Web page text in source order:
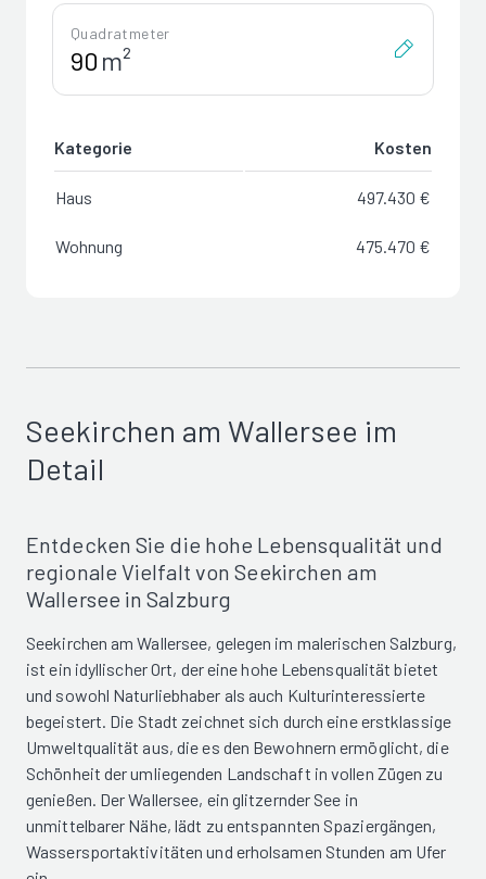
Quadratmeter
m²
Kategorie Kosten
Haus 497.430 €
Wohnung 475.470 €
Seekirchen am Wallersee im
Detail
Entdecken Sie die hohe Lebensqualität und
regionale Vielfalt von Seekirchen am
Wallersee in Salzburg
Seekirchen am Wallersee, gelegen im malerischen Salzburg,
ist ein idyllischer Ort, der eine hohe Lebensqualität bietet
und sowohl Naturliebhaber als auch Kulturinteressierte
begeistert. Die Stadt zeichnet sich durch eine erstklassige
Umweltqualität aus, die es den Bewohnern ermöglicht, die
Schönheit der umliegenden Landschaft in vollen Zügen zu
genießen. Der Wallersee, ein glitzernder See in
unmittelbarer Nähe, lädt zu entspannten Spaziergängen,
Wassersportaktivitäten und erholsamen Stunden am Ufer